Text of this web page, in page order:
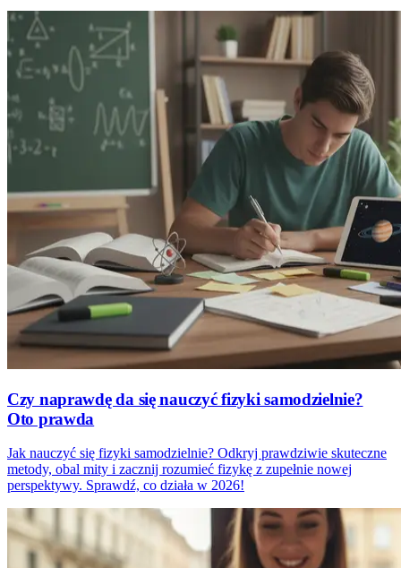
Czy naprawdę da się nauczyć fizyki samodzielnie?
Oto prawda
Jak nauczyć się fizyki samodzielnie? Odkryj prawdziwie skuteczne
metody, obal mity i zacznij rozumieć fizykę z zupełnie nowej
perspektywy. Sprawdź, co działa w 2026!